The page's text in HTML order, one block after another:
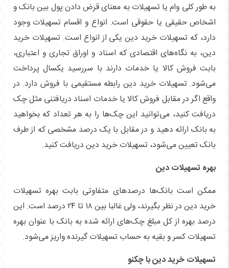
به طور کلی وام یا تسهیلات به معنای قرض دادن پول بین بانک و
اشخاص حقیقی یا حقوقی است. انواع و اقسام تسهیلات وجود
دارد، که تسهیلات خرید دین یکی از انواع است. تسهیلات خرید
دین، به نگاه‌های اقتصادی که اسناد و اوراق تجاری و اعتباری،
بابت فروش کالا یا خدمات دارند با سررسید یکسال پرداخت
می‌شود. تسهیلات خرید دین رابطه مستقیمی با فروش دارد. در
واقع اگر در مقابل فروش کالا یا خدمات اسناد دریافتنی مثل چک
دریافت کنید، می‌توانید این چک‌ها را به هر تعداد که بخواهید
به بانک ارائه دهید و در مقابل با یک درصد مشخصی که از طرف
بانک تعیین می‌شود، تسهیلات خرید دین دریافت کنید.
بهره تسهیلات دین
ممکن است بانک‌ها درصد‌های متفاوتی بابت بهره تسهیلات
خرید دین در نظر بگیرند، ولی غالبا بین ۱۸ تا ۲۴ درصد است. این
درصد بهره از کل مبلغ چک‌های ارائه شده به بانک با عنوان بهره
تسهیلات کسر و بقیه به حساب تسهیلات گیرنده واریز می‌شود.
تسهیلات خرید دین با چکنو